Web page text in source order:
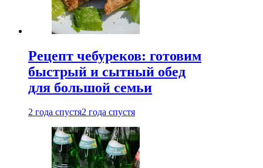
Рецепт чебуреков: готовим
быстрый и сытный обед
для большой семьи
2 года спустя2 года спустя